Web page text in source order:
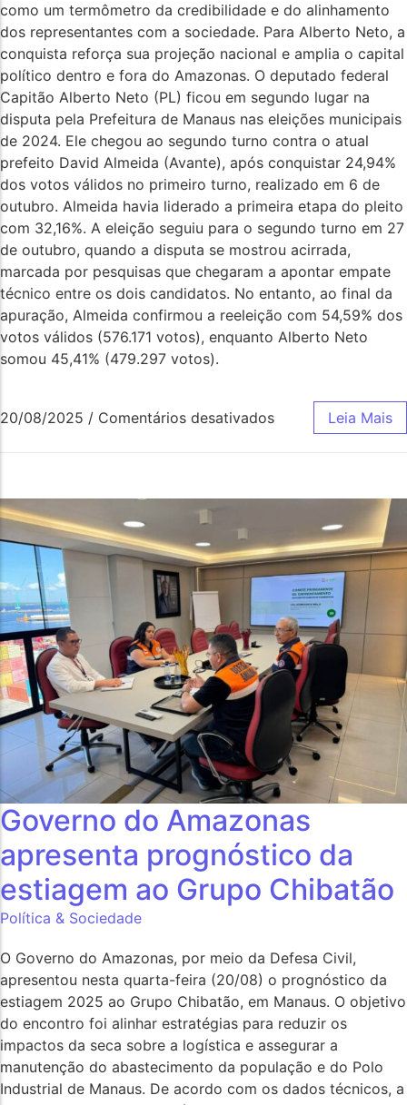
como um termômetro da credibilidade e do alinhamento
dos representantes com a sociedade. Para Alberto Neto, a
conquista reforça sua projeção nacional e amplia o capital
político dentro e fora do Amazonas. O deputado federal
Capitão Alberto Neto (PL) ficou em segundo lugar na
disputa pela Prefeitura de Manaus nas eleições municipais
de 2024. Ele chegou ao segundo turno contra o atual
prefeito David Almeida (Avante), após conquistar 24,94%
dos votos válidos no primeiro turno, realizado em 6 de
outubro. Almeida havia liderado a primeira etapa do pleito
com 32,16%. A eleição seguiu para o segundo turno em 27
de outubro, quando a disputa se mostrou acirrada,
marcada por pesquisas que chegaram a apontar empate
técnico entre os dois candidatos. No entanto, ao final da
apuração, Almeida confirmou a reeleição com 54,59% dos
votos válidos (576.171 votos), enquanto Alberto Neto
somou 45,41% (479.297 votos).
20/08/2025 / Comentários desativados Leia Mais
Governo do Amazonas
apresenta prognóstico da
estiagem ao Grupo Chibatão
Política & Sociedade
O Governo do Amazonas, por meio da Defesa Civil,
apresentou nesta quarta-feira (20/08) o prognóstico da
estiagem 2025 ao Grupo Chibatão, em Manaus. O objetivo
do encontro foi alinhar estratégias para reduzir os
impactos da seca sobre a logística e assegurar a
manutenção do abastecimento da população e do Polo
Industrial de Manaus. De acordo com os dados técnicos, a